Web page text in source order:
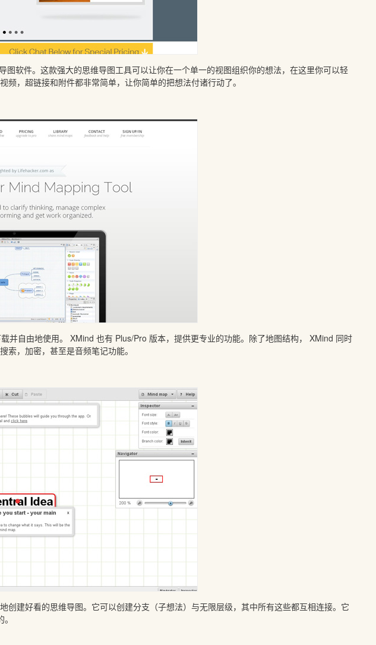
图软件。这款强大的思维导图工具可以让你在一个单一的视图组织你的想法，在这里你可以轻
，超链接和附件都非常简单，让你简单的把想法付诸行动了。
并自由地使用。 XMind 也有 Plus/Pro 版本，提供更专业的功能。除了地图结构， XMind 同时
索，加密，甚至是音频笔记功能。
创建好看的思维导图。它可以创建分支（子想法）与无限层级，其中所有这些都互相连接。它